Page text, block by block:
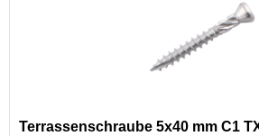
Terrassenschraube 5x40 mm C1